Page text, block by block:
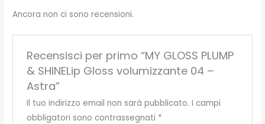
Ancora non ci sono recensioni.
Recensisci per primo “MY GLOSS PLUMP
& SHINELip Gloss volumizzante 04 –
Astra”
Il tuo indirizzo email non sarà pubblicato. I campi
obbligatori sono contrassegnati *